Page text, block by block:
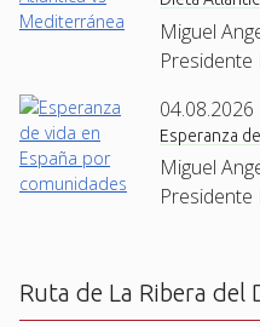
Miguel
Presidente
04.08.2026
Esperanza
Miguel
Presidente
Ruta de La Ribera del